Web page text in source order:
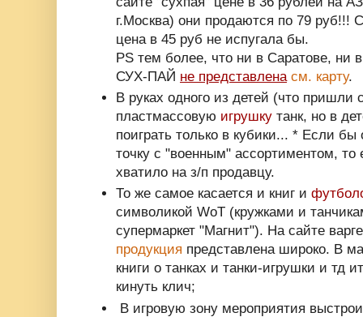
г.Москва) они продаются по 79 руб!!!
цена в 45 руб не испугала бы.
PS тем более, что ни в Саратове, ни
СУХ-ПАЙ не представлена см. карту.
В руках одного из детей (что пришли
пластмассовую игрушку танк, но в
поиграть только в кубики... * Если бы
точку с "военным" ассортиментом, то
хватило на з/п продавцу.
То же самое касается и книг и
символикой WoT (кружками и
супермаркет "Магнит"). На сайте
продукция представлена широко. В
книги о танках и танки-игрушки и тд
кинуть клич;
В игровую зону мероприятия